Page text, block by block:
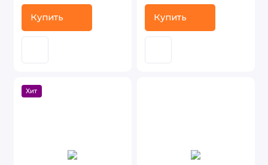
Купить Купить
Хит